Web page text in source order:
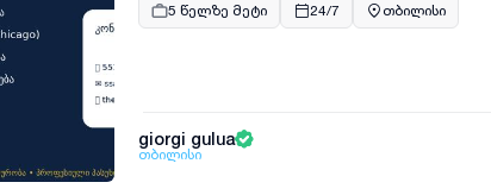
5 წელზე მეტი 24/7 თბილისი
giorgi gulua
თბილისი